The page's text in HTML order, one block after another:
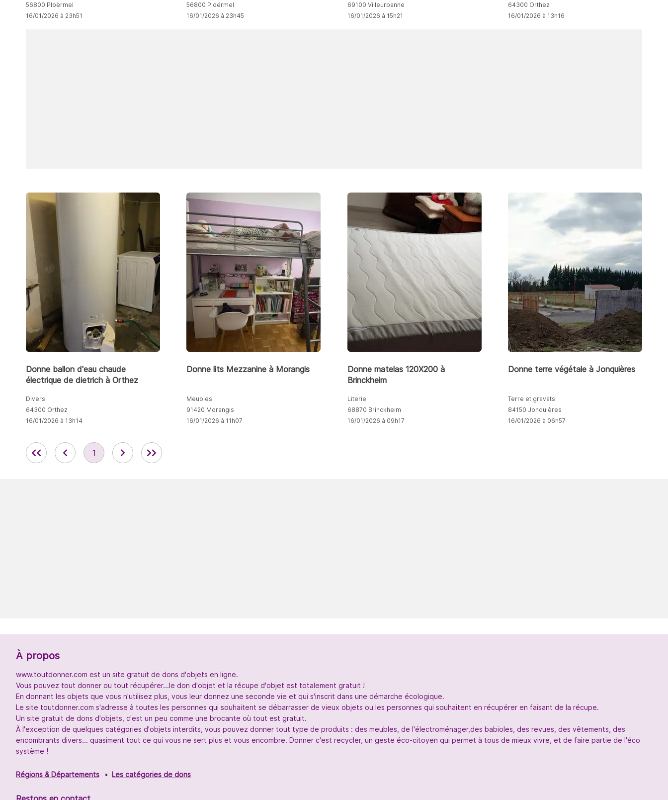
56800 Ploërmel
16/01/2026 à 23h51
56800 Ploërmel
16/01/2026 à 23h45
69100 Villeurbanne
16/01/2026 à 15h21
64300 Orthez
16/01/2026 à 13h16
Donne ballon d'eau chaude
électrique de dietrich à Orthez
Divers
64300 Orthez
16/01/2026 à 13h14
Donne lits Mezzanine à Morangis
Meubles
91420 Morangis
16/01/2026 à 11h07
Donne matelas 120X200 à
Brinckheim
Literie
68870 Brinckheim
16/01/2026 à 09h17
Donne terre végétale à Jonquières
Terre et gravats
84150 Jonquières
16/01/2026 à 06h57
1
À propos
www.toutdonner.com est un site gratuit de dons d'objets en ligne.
Vous pouvez tout donner ou tout récupérer...le don d'objet et la récupe d'objet est totalement gratuit !
En donnant les objets que vous n'utilisez plus, vous leur donnez une seconde vie et qui s'inscrit dans une démarche écologique.
Le site toutdonner.com s'adresse à toutes les personnes qui souhaitent se débarrasser de vieux objets ou les personnes qui souhaitent en récupérer en faisant de la récupe.
Un site gratuit de dons d'objets, c'est un peu comme une brocante où tout est gratuit.
À l'exception de quelques catégories d'objets interdits, vous pouvez donner tout type de produits : des meubles, de l'électroménager,des babioles, des revues, des vêtements, des
encombrants divers... quasiment tout ce qui vous ne sert plus et vous encombre. Donner c'est recycler, un geste éco-citoyen qui permet à tous de mieux vivre, et de faire partie de l'éco
système !
Régions & Départements Les catégories de dons